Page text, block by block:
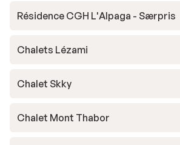
Résidence CGH L'Alpaga - Særpris
Chalets Lézami
Chalet Skky
Chalet Mont Thabor